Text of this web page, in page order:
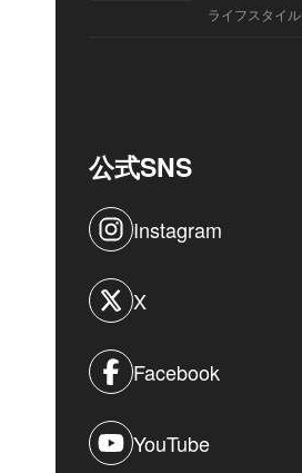
ライフスタイル
公式SNS
Instagram
X
Facebook
YouTube